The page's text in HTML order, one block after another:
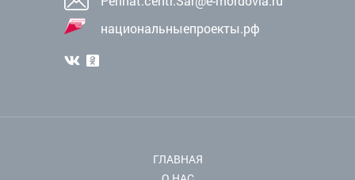
национальныепроекты.рф
ГЛАВНАЯ